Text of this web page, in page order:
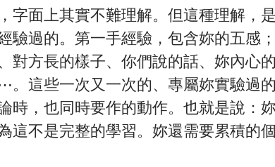
字面上其實不難理解。但這種理解，
驗過的。第一手經驗，包含妳的五感
對方長的樣子、你們說的話、妳內心
這些一次又一次的、專屬妳實驗過
時，也同時要作的動作。也就是說：
這不是完整的學習。妳還需要累積的